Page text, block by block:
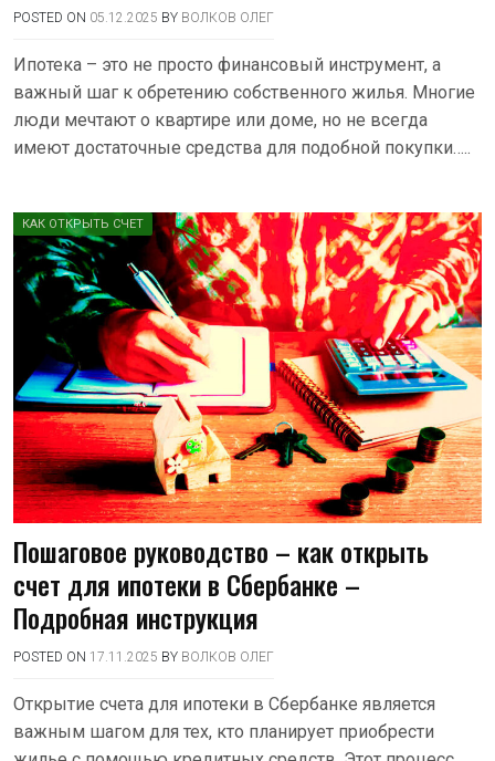
POSTED ON 05.12.2025 BY ВОЛКОВ ОЛЕГ
Ипотека – это не просто финансовый инструмент, а
важный шаг к обретению собственного жилья. Многие
люди мечтают о квартире или доме, но не всегда
имеют достаточные средства для подобной покупки…..
КАК ОТКРЫТЬ СЧЕТ
Пошаговое руководство – как открыть
счет для ипотеки в Сбербанке –
Подробная инструкция
POSTED ON 17.11.2025 BY ВОЛКОВ ОЛЕГ
Открытие счета для ипотеки в Сбербанке является
важным шагом для тех, кто планирует приобрести